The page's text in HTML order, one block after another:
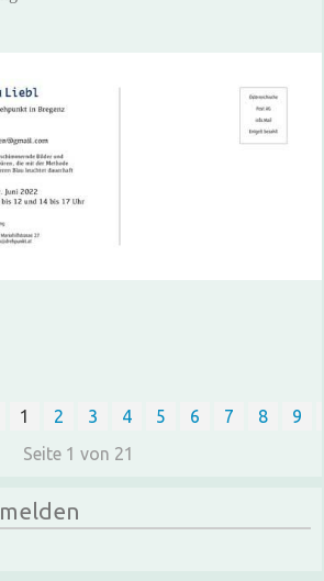
1 2 3 4 5 6 7 8
9
Seite 1 von 21